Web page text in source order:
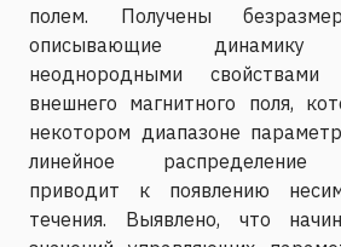
полем. Получены
описывающие
неоднородными
внешнего магнитного поля,
некотором диапазоне
линейное распределение
приводит к появлению
течения. Выявлено, что